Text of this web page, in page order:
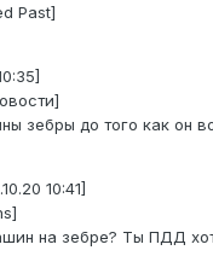
Past]
зебры до того как он
10:41]
на зебре? Ты ПДД